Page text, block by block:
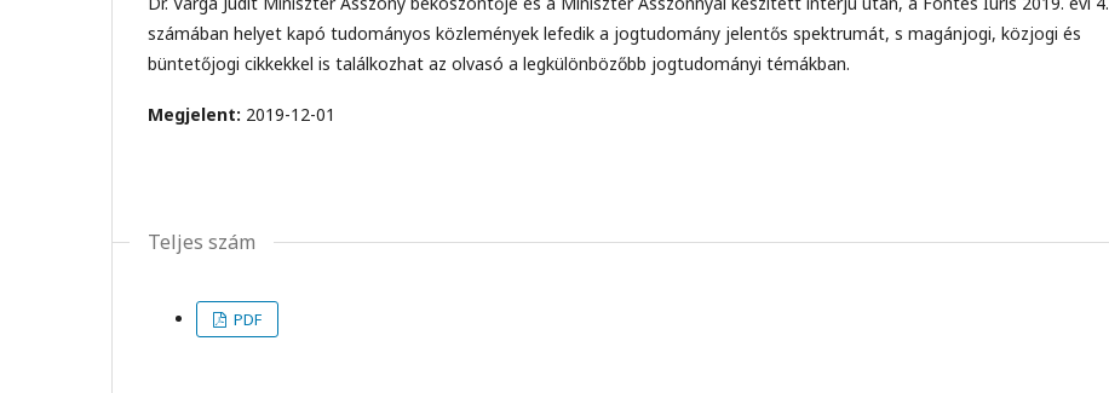
számában helyet kapó tudományos közlemények lefedik a jogtudomány jelentős spektrumát, s magánjogi, közjogi és
büntetőjogi cikkekkel is találkozhat az olvasó a legkülönbözőbb jogtudományi témákban.
Megjelent: 2019-12-01
Teljes szám
PDF